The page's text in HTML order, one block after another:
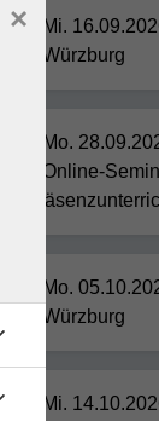
Mi.
Würzburg
Mo.
Online-
Mo.
Würzburg
Mi.
×